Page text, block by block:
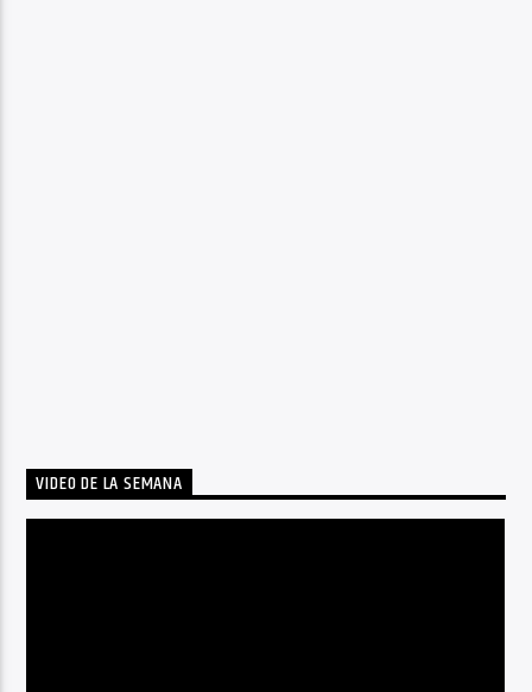
VIDEO DE LA SEMANA